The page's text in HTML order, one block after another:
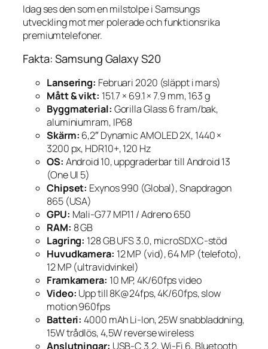
Idag ses den som en milstolpe i Samsungs
utveckling mot mer polerade och funktionsrika
premiumtelefoner.
Fakta: Samsung Galaxy S20
Lansering: Februari 2020 (släppt i mars)
Mått & vikt: 151.7 × 69.1 × 7.9 mm, 163 g
Byggmaterial: Gorilla Glass 6 fram/bak,
aluminiumram, IP68
Skärm: 6,2″ Dynamic AMOLED 2X, 1440 ×
3200 px, HDR10+, 120 Hz
OS: Android 10, uppgraderbar till Android 13
(One UI 5)
Chipset: Exynos 990 (Global), Snapdragon
865 (USA)
GPU: Mali-G77 MP11 / Adreno 650
RAM: 8 GB
Lagring: 128 GB UFS 3.0, microSDXC-stöd
Huvudkamera: 12 MP (vid), 64 MP (telefoto),
12 MP (ultravidvinkel)
Framkamera: 10 MP, 4K/60fps video
Video: Upp till 8K@24fps, 4K/60fps, slow
motion 960fps
Batteri: 4000 mAh Li-Ion, 25W snabbladdning,
15W trådlös, 4,5W reverse wireless
Anslutningar: USB-C 3.2, Wi-Fi 6, Bluetooth